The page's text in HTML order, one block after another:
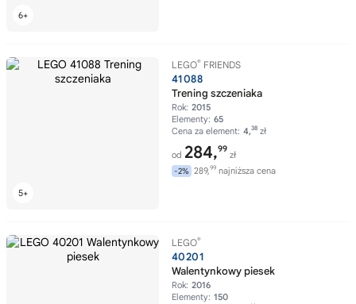
LEGO® FRIENDS
41088
Trening szczeniaka
Rok: 2015
Elementy: 65
Cena za element: 4,38 zł
od 284,99
zł
-2% 289,99 najniższa cena
LEGO®
40201
Walentynkowy piesek
Rok: 2016
Elementy: 150